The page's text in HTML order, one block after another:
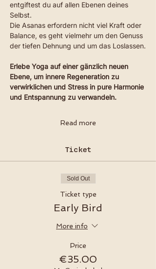
entgiftest du auf allen Ebenen deines
Selbst.
Die Asanas erfordern nicht viel Kraft oder
Balance, es geht vielmehr um den Genuss
der tiefen Dehnung und um das Loslassen.
Erlebe Yoga auf einer gänzlich neuen
Ebene, um innere Regeneration zu
verwirklichen und Stress in pure Harmonie
und Entspannung zu verwandeln.
Read more
Ticket
Sold Out
Ticket type
Early Bird
More info
Price
€35.00